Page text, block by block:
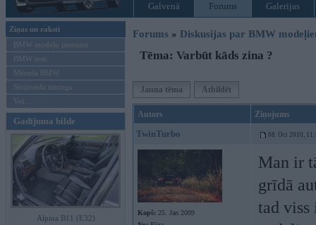
Galvenā Forums Galerijas
Ziņas un raksti
BMW modeļu jaunumi
BMW testi
Mēneša BMW
Sērijveida tūnings
Vel...
Gadījuma bilde
Alpina B11 (E32)
Forums » Diskusijas par BMW
Tēma: Varbūt kāds zina ?
Jauna tēma Atbildēt
Autors Ziņojums
TwinTurbo 08. Oct 2010,
Kopš: 25. Jan 2009
Man ir
grīdā
tad viss